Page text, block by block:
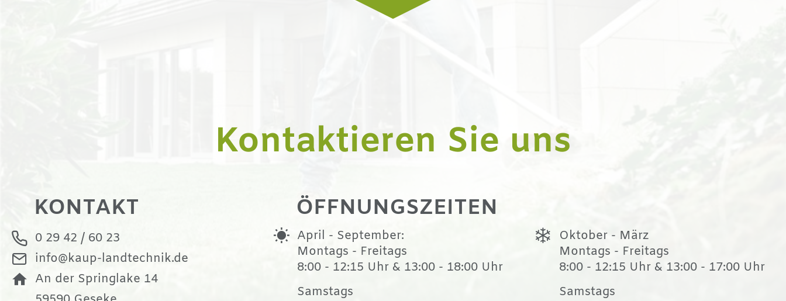
Kontaktieren Sie uns
KONTAKT
0 29 42 / 60 23
info@kaup-landtechnik.de
An der Springlake 14
ÖFFNUNGSZEITEN
April - September:
Montags - Freitags
8:00 - 12:15 Uhr & 13:00 - 18:00 Uhr
Samstags
Oktober - März
Montags - Freitags
8:00 - 12:15 Uhr & 13:00 - 17:00 Uhr
Samstags